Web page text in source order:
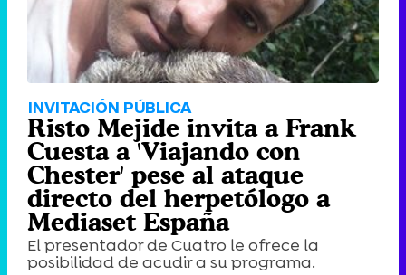
INVITACIÓN PÚBLICA
Risto Mejide invita a Frank
Cuesta a 'Viajando con
Chester' pese al ataque
directo del herpetólogo a
Mediaset España
El presentador de Cuatro le ofrece la
posibilidad de acudir a su programa.